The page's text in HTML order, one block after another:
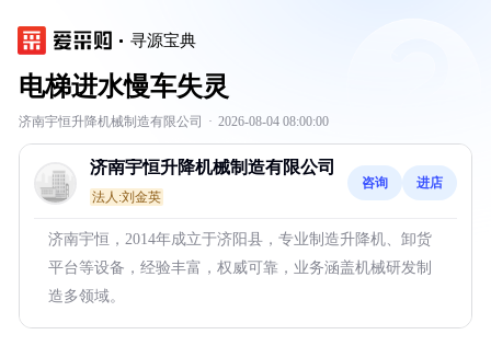
寻源宝典
电梯进水慢车失灵
济南宇恒升降机械制造有限公司 · 2026-08-04 08:00:00
济南宇恒升降机械制造有限公司
法人:刘金英
咨询 进店
济南宇恒，2014年成立于济阳县，专业制造升降机、卸货
平台等设备，经验丰富，权威可靠，业务涵盖机械研发制
造多领域。